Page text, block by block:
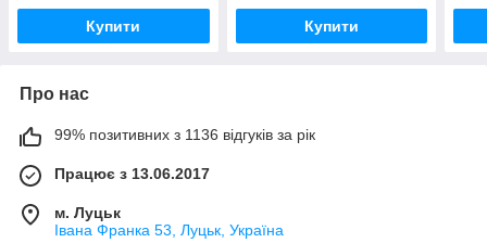
Купити Купити
Про нас
99% позитивних з 1136 відгуків за рік
Працює з 13.06.2017
м. Луцьк
Івана Франка 53, Луцьк, Україна